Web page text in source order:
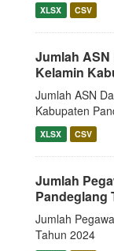
XLSX CSV
Jumlah
Kelamin
Jumlah ASN
Kabupaten
XLSX CSV
Jumlah
Pandeglang
Jumlah
Tahun 2024